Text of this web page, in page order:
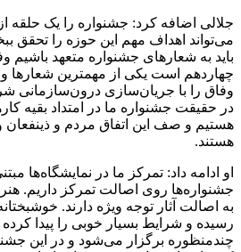
جلالی اضافه کرد: جشنواره را یک حلقه
می‌تواند اهداف مهم این حوزه را تحقق
باید به شعارهای جشنواره متعهد باشیم
چهاردهم است یکی از مهمترین شعارها
وفاق را با جریان‌سازی درون‌سازمانی
در حقیقت جشنواره ما در امتداد بقیه
هستیم و صف این اتفاق مردم و
هستند.
او ادامه داد: تمرکز ما در نمایشگاه‌ها
جشنواره‌ها روی اصالت تمرکز داریم.
به اصالت آثار توجه ویژه دارند.
رسیده و شرایط بسیار خوبی را پیدا
چندمنظوره برگزار می‌شود و در این